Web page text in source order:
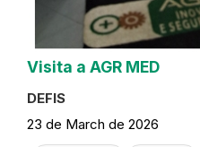
Visita a AGR MED
DEFIS
23 de March de 2026